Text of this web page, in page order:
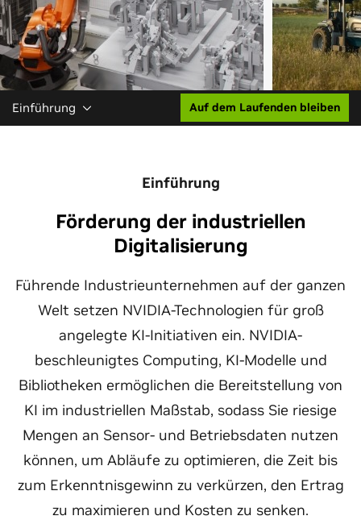
Einführung Auf dem Laufenden bleiben
Einführung
Förderung der industriellen
Digitalisierung
Führende Industrieunternehmen auf der ganzen
Welt setzen NVIDIA-Technologien für groß
angelegte KI-Initiativen ein. NVIDIA-
beschleunigtes Computing, KI-Modelle und
Bibliotheken ermöglichen die Bereitstellung von
KI im industriellen Maßstab, sodass Sie riesige
Mengen an Sensor- und Betriebsdaten nutzen
können, um Abläufe zu optimieren, die Zeit bis
zum Erkenntnisgewinn zu verkürzen, den Ertrag
zu maximieren und Kosten zu senken.